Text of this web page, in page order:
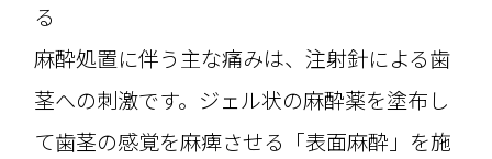
る
麻酔処置に伴う主な痛みは、注射針による歯
茎への刺激です。ジェル状の麻酔薬を塗布し
て歯茎の感覚を麻痺させる「表面麻酔」を施